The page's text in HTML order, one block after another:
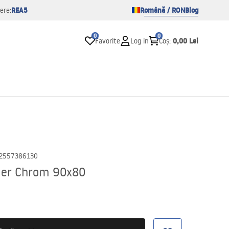
REA5 Română / RONBlog
0
Favorite Log in
0
Coș: 0,00 Lei
Chrom 90x80